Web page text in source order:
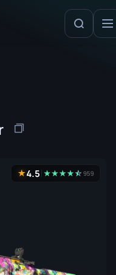
★4.5 ★★★★★
☆959